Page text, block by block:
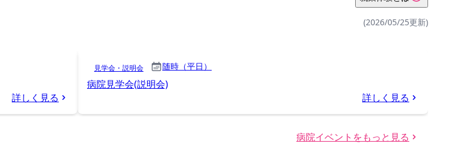
(2026/05/25更新)
詳しく見る
見学会・説明会 随時（平日）
病院見学会(説明会)
詳しく見る
病院イベントをもっと見る